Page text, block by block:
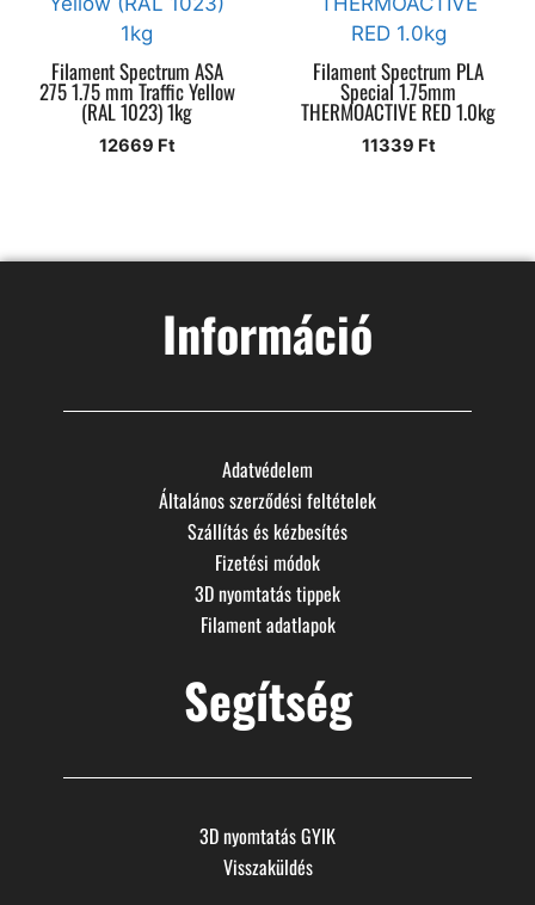
Filament Spectrum ASA
275 1.75 mm Traffic Yellow
(RAL 1023) 1kg
12669 Ft
Filament Spectrum PLA
Special 1.75mm
THERMOACTIVE RED 1.0kg
11339 Ft
Információ
Adatvédelem
Általános szerződési feltételek
Szállítás és kézbesítés
Fizetési módok
3D nyomtatás tippek
Filament adatlapok
Segítség
3D nyomtatás GYIK
Visszaküldés